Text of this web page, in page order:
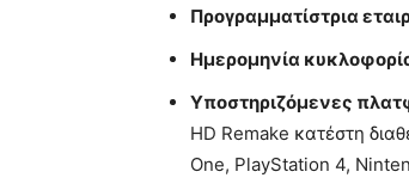
Προγραμματίστρια
Ημερομηνία
Υποστηριζόμενες
HD Remake κατέστη
One, PlayStation 4,